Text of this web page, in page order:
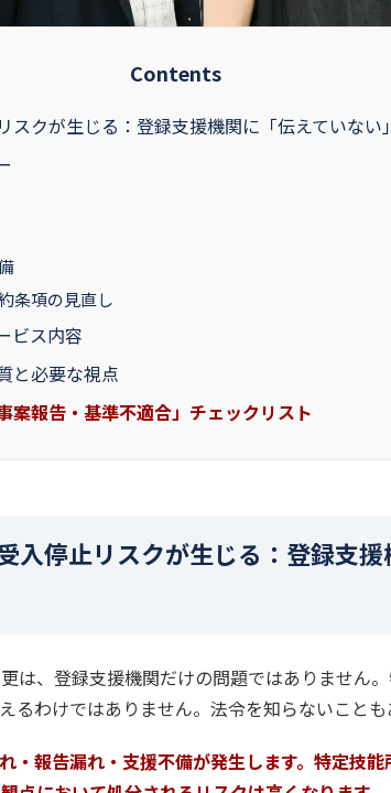
Contents
スクが生じる：登録支援機関に「伝えていない
条項の見直し
ビス内容
と必要な視点
案報告・基準不適合」チェックリスト
入停止リスクが生じる：登録支
は、登録支援機関だけの問題ではありません。
るわけではありません。法令を知らないことも
・報告漏れ・支援不備が発生します。特定技